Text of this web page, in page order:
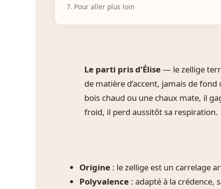
Pour aller plus loin
Le parti pris d’Élise— le zellige
de matière d’accent, jamais de
bois chaud ou une chaux mate, il
froid, il perd aussitôt sa respiration.
Origine : le zellige est un carrelage
Polyvalence : adapté à la crédence,